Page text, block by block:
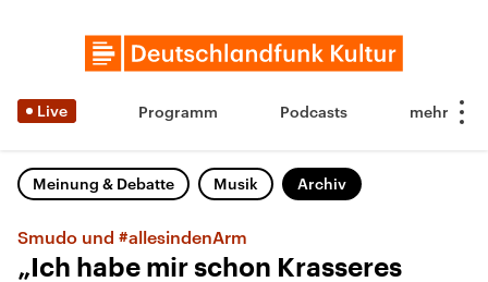
Live Programm Podcasts
Meinung & Debatte Musik Archiv
Smudo und #allesindenArm
„Ich habe mir schon Krasseres